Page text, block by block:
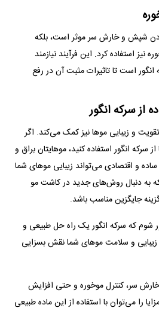
بردن شپش و خارش سر موثر است، بلکه
نیز استفاده کرد. این فرآیند نیازمند
است تا تاثیرات مثبت آن در رفع
از سرکه انگور
و زیبایی مو‌ها نیز کمک می‌کند. اگر
انگور استفاده کنید، موهایتان براق و
و اقتصادی می‌تواند زیبایی مو‌های شما
به دنبال روش‌های جدید در کاشت مو
جایگزین مناسب باشد.
شوم که سرکه انگور یک راه حل طبیعی و
و سلامت مو‌های شما نقش بسزایی
سر، کنترل موخوره و حتی افزایش
را می‌توان با استفاده از این ماده طبیعی